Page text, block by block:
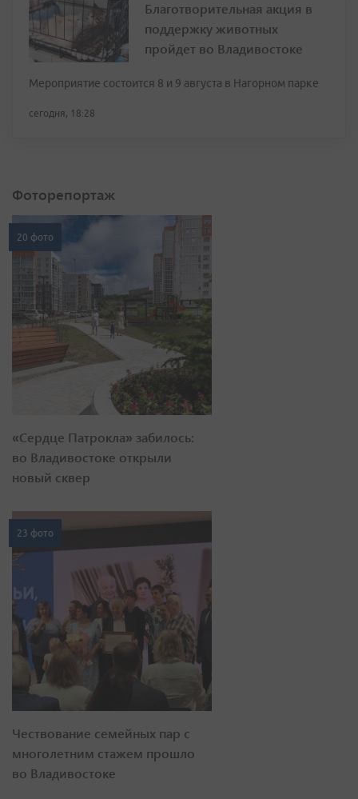
Благотворительная акция в
поддержку животных
пройдет во Владивостоке
Мероприятие состоится 8 и 9 августа в Нагорном парке
сегодня, 18:28
Фоторепортаж
20 фото
«Сердце Патрокла» забилось:
во Владивостоке открыли
новый сквер
23 фото
Чествование семейных пар с
многолетним стажем прошло
во Владивостоке